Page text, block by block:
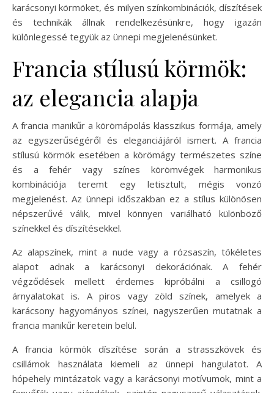
karácsonyi körmöket, és milyen színkombinációk, díszítések
és technikák állnak rendelkezésünkre, hogy igazán
különlegessé tegyük az ünnepi megjelenésünket.
Francia stílusú körmök:
az elegancia alapja
A francia manikűr a körömápolás klasszikus formája, amely
az egyszerűségéről és eleganciájáról ismert. A francia
stílusú körmök esetében a körömágy természetes színe
és a fehér vagy színes körömvégek harmonikus
kombinációja teremt egy letisztult, mégis vonzó
megjelenést. Az ünnepi időszakban ez a stílus különösen
népszerűvé válik, mivel könnyen variálható különböző
színekkel és díszítésekkel.
Az alapszínek, mint a nude vagy a rózsaszín, tökéletes
alapot adnak a karácsonyi dekorációnak. A fehér
végződések mellett érdemes kipróbálni a csillogó
árnyalatokat is. A piros vagy zöld színek, amelyek a
karácsony hagyományos színei, nagyszerűen mutatnak a
francia manikűr keretein belül.
A francia körmök díszítése során a strasszkövek és
csillámok használata kiemeli az ünnepi hangulatot. A
hópehely mintázatok vagy a karácsonyi motívumok, mint a